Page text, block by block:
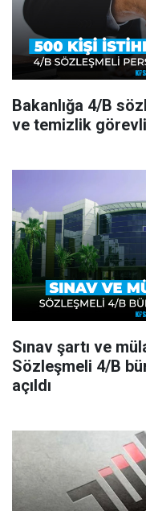
Bakanlığa 4/B
ve temizlik
Sınav şartı ve
Sözleşmeli 4/B
açıldı